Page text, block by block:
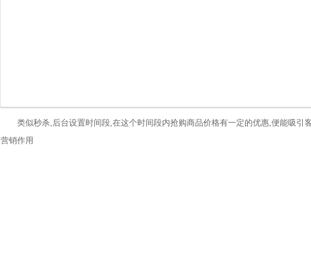
类似秒杀,后台设置时间段,在这个时间段内抢购商品价格有一定的优惠,便能吸引
营销作用